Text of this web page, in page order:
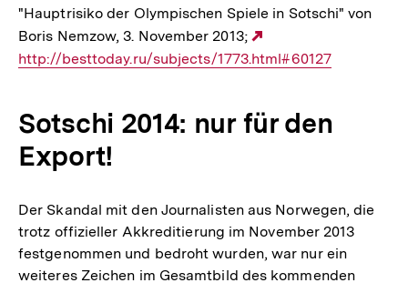
"Hauptrisiko der Olympischen Spiele in Sotschi" von
Boris Nemzow, 3. November 2013;
Link:
http://besttoday.ru/subjects/1773.html#60127
Sotschi 2014: nur für den
Export!
Der Skandal mit den Journalisten aus Norwegen, die
trotz offizieller Akkreditierung im November 2013
festgenommen und bedroht wurden, war nur ein
weiteres Zeichen im Gesamtbild des kommenden